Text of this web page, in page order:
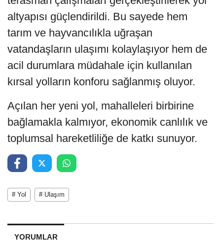
altyapısı güçlendirildi. Bu sayede hem
tarım ve hayvancılıkla uğraşan
vatandaşların ulaşımı kolaylaşıyor hem de
acil durumlara müdahale için kullanılan
kırsal yolların konforu sağlanmış oluyor.
Açılan her yeni yol, mahalleleri birbirine
bağlamakla kalmıyor, ekonomik canlılık ve
toplumsal hareketliliğe de katkı sunuyor.
# Yol # Ulaşım
YORUMLAR